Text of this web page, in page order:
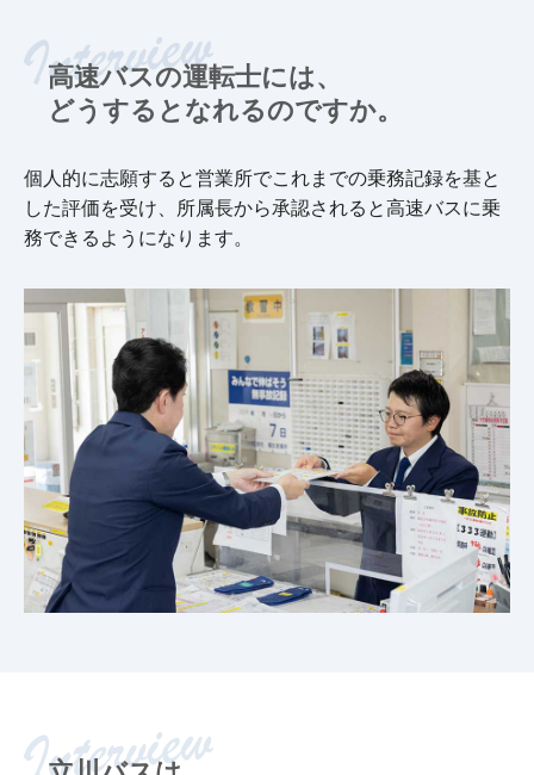
高速バスの運転士には、
どうするとなれるのですか。
個人的に志願すると営業所でこれまでの乗務記録を基と
した評価を受け、所属長から承認されると高速バスに乗
務できるようになります。